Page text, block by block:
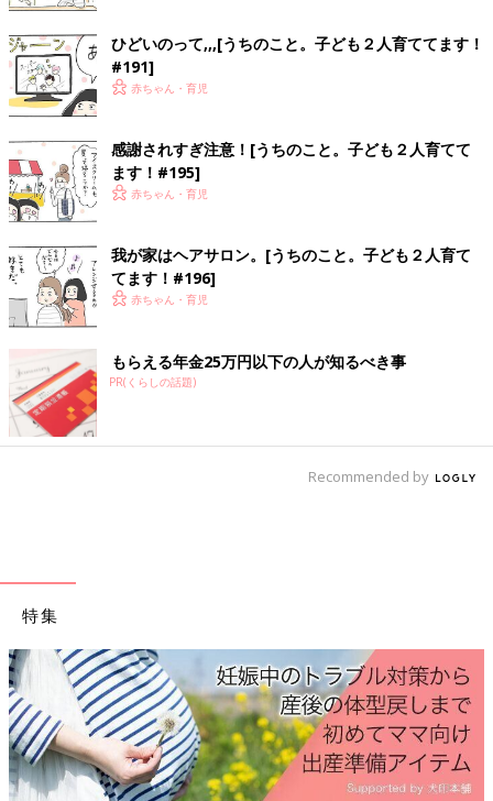
ひどいのって,,,[うちのこと。子ども２人育ててます！
#191]
赤ちゃん・育児
感謝されすぎ注意！[うちのこと。子ども２人育てて
ます！#195]
赤ちゃん・育児
我が家はヘアサロン。[うちのこと。子ども２人育て
てます！#196]
赤ちゃん・育児
もらえる年金25万円以下の人が知るべき事
PR(くらしの話題)
Recommended by
特集